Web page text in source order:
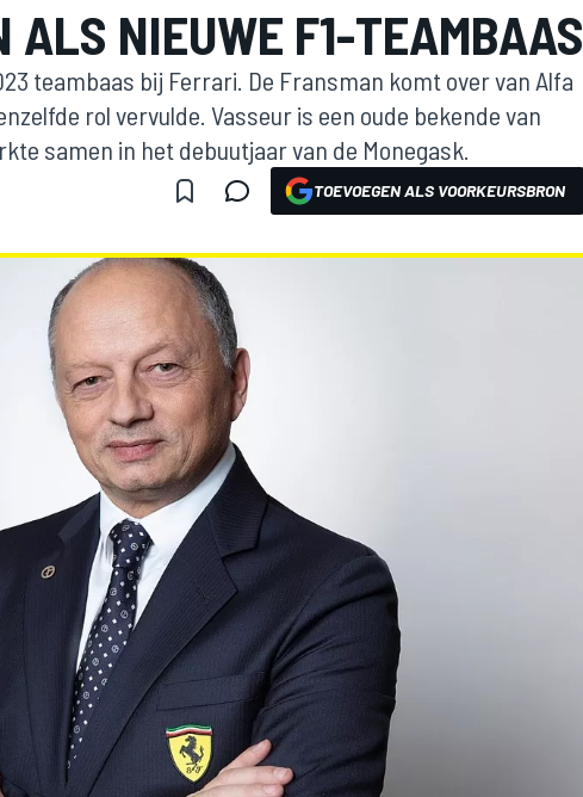
ALS NIEUWE F1-TEAMBAAS
teambaas bij Ferrari. De Fransman komt over van Alfa
rol vervulde. Vasseur is een oude bekende van
samen in het debuutjaar van de Monegask.
TOEVOEGEN ALS VOORKEURSBRON